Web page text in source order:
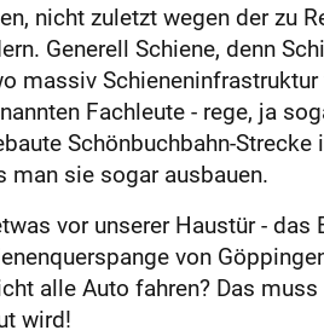
nicht zuletzt wegen der zu
Generell Schiene, denn
massiv
Fachleute - rege, ja
Schönbuchbahn-
sie sogar ausbauen.
vor unserer Haustür -
von
alle Auto fahren? Das
wird!